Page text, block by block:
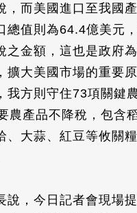
，而美國進口至我國
總值則為64.4億美元
之金額，這也是政府
擴大美國市場的重要
我方則守住73項關鍵
農產品不降稅，包含
、大蒜、紅豆等攸關
說，今日記者會現場